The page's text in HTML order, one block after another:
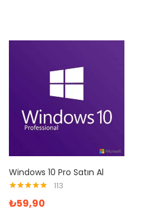
Windows 10 Pro Satın Al
4.95oy aldı
113
₺59,90